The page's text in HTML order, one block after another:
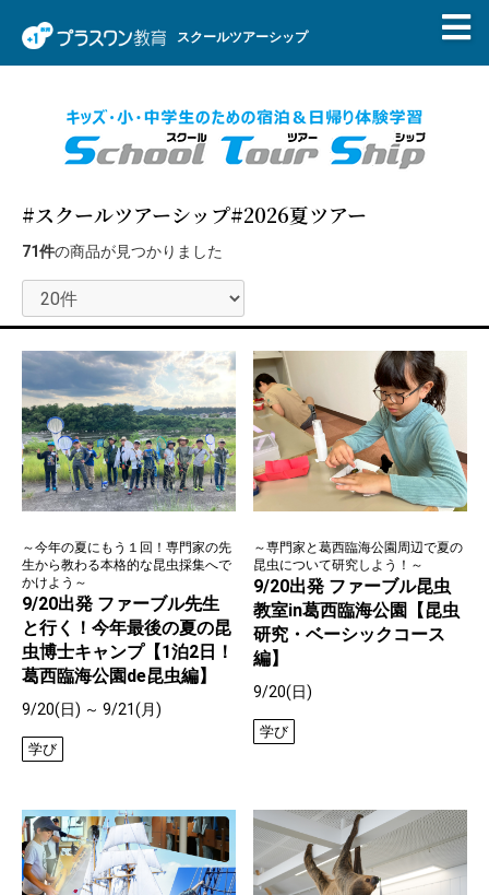
スクールツアーシップ
#スクールツアーシップ#2026夏ツアー
71件の商品が見つかりました
～今年の夏にもう１回！専門家の先
生から教わる本格的な昆虫採集へで
かけよう～
9/20出発 ファーブル先生
と行く！今年最後の夏の昆
虫博士キャンプ【1泊2日！
葛西臨海公園de昆虫編】
9/20(日) ～ 9/21(月)
学び
～専門家と葛西臨海公園周辺で夏の
昆虫について研究しよう！～
9/20出発 ファーブル昆虫
教室in葛西臨海公園【昆虫
研究・ベーシックコース
編】
9/20(日)
学び